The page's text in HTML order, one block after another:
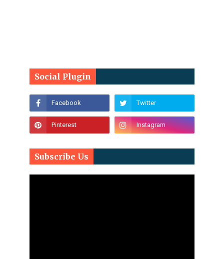
Social Plugin
Subscribe Us